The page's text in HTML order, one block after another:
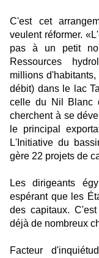
C'est cet
veulent réformer.
pas à un petit
Ressources
millions
débit) dans le lac
celle du Nil Blanc
cherchent à se
le principal
L'Initiative du
gère 22 projets de
Les dirigeants
espérant que les
des capitaux.
déjà de nombreux
Facteur